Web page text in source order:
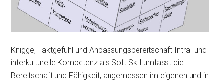
Knigge, Taktgefühl und Anpassungsbereitschaft Intra- und
interkulturelle Kompetenz als Soft Skill umfasst die
Bereitschaft und Fähigkeit, angemessen im eigenen und in